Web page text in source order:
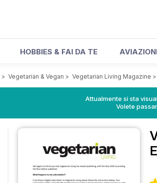
HOBBIES & FAI DA TE
> Vegetarian & Vegan > Vegetarian Living Magazine >
Attualmente si sta
Volete